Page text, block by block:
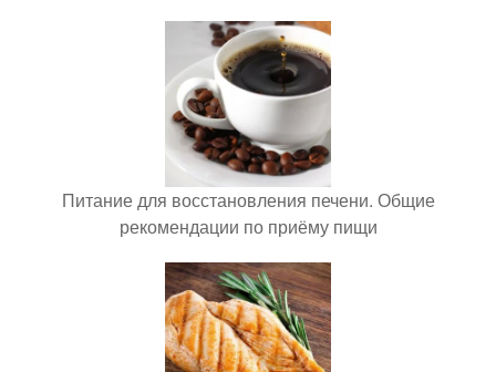
Питание для восстановления печени. Общие
рекомендации по приёму пищи